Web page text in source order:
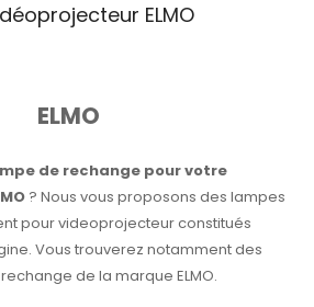
ELMO
ELMO
de rechange pour votre
? Nous vous proposons des lampes
pour videoprojecteur constitués
Vous trouverez notamment des
de la marque ELMO.